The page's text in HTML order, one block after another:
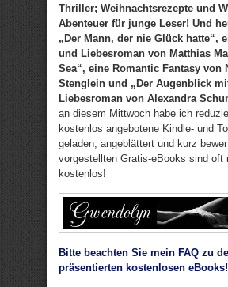
Thriller; Weihnachtsrezepte und
Abenteuer für junge Leser! Und
„Der Mann, der nie Glück hatte“,
und Liebesroman von Matthias
Sea“, eine Romantic Fantasy von
Stenglein und „Der Augenblick
Liebesroman von Alexandra
an diesem Mittwoch habe ich
kostenlos angebotene Kindle- und
geladen, angeblättert und kurz
vorgestellten Gratis-eBooks sind oft
kostenlos!
Bitte beachten Sie mein FAQ zu
präsentierten kostenlosen eBooks!